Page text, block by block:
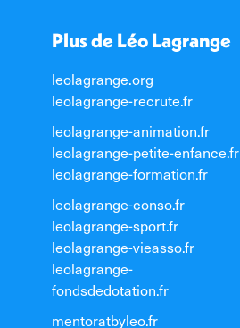
Plus de Léo Lagrange
leolagrange.org
leolagrange-recrute.fr
leolagrange-animation.fr
leolagrange-petite-enfance.fr
leolagrange-formation.fr
leolagrange-conso.fr
leolagrange-sport.fr
leolagrange-vieasso.fr
leolagrange-
fondsdedotation.fr
mentoratbyleo.fr